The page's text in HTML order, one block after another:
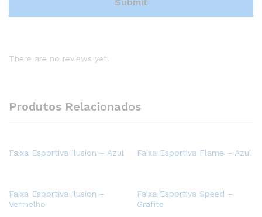
There are no reviews yet.
Produtos Relacionados
Faixa Esportiva Ilusion – Azul Faixa Esportiva Flame – Azul
Faixa Esportiva Ilusion –
Vermelho
Faixa Esportiva Speed –
Grafite